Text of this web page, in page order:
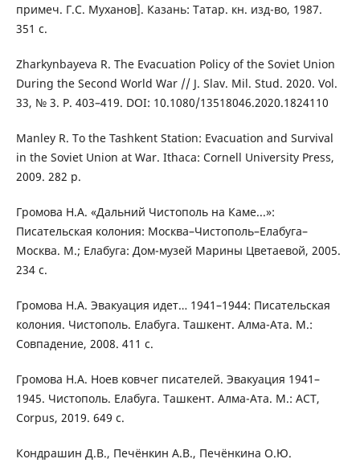
примеч. Г.С. Муханов]. Казань: Татар. кн. изд-во, 1987.
351 с.
Zharkynbayeva R. The Evacuation Policy of the Soviet Union
During the Second World War // J. Slav. Mil. Stud. 2020. Vol.
33, № 3. Р. 403–419. DOI: 10.1080/13518046.2020.1824110
Manley R. To the Tashkent Station: Evacuation and Survival
in the Soviet Union at War. Ithaca: Cornell University Press,
2009. 282 p.
Громова Н.А. «Дальний Чистополь на Каме...»:
Писательская колония: Москва–Чистополь–Елабуга–
Москва. М.; Елабуга: Дом-музей Марины Цветаевой, 2005.
234 с.
Громова Н.А. Эвакуация идет… 1941–1944: Писательская
колония. Чистополь. Елабуга. Ташкент. Алма-Ата. М.:
Совпадение, 2008. 411 с.
Громова Н.А. Ноев ковчег писателей. Эвакуация 1941–
1945. Чистополь. Елабуга. Ташкент. Алма-Ата. М.: АСТ,
Corpus, 2019. 649 с.
Кондрашин Д.В., Печёнкин А.В., Печёнкина О.Ю.